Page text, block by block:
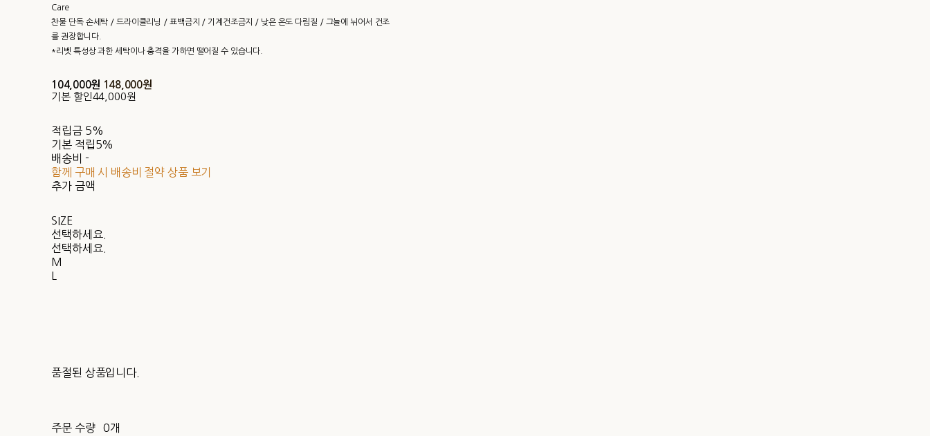
Care
찬물 단독 손세탁 / 드라이클리닝 / 표백금지 / 기계건조금지 / 낮은 온도 다림질 / 그늘에 뉘어서 건조
를 권장합니다.
*리벳 특성상 과한 세탁이나 충격을 가하면 떨어질 수 있습니다.
104,000원 148,000원
기본 할인44,000원
적립금 5%
기본 적립5%
배송비 -
함께 구매 시 배송비 절약 상품 보기
추가 금액
SIZE
선택하세요.
선택하세요.
M
품절된 상품입니다.
주문 수량
0개